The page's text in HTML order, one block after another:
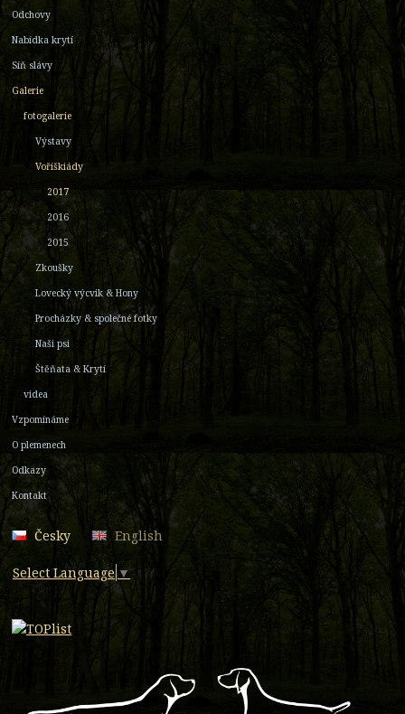
Odchovy
Nabídka krytí
Síň slávy
Galerie
fotogalerie
Výstavy
Voříškiády
2017
2016
2015
Zkoušky
Lovecký výcvik & Hony
Procházky & společné fotky
Naši psi
Štěňata & Krytí
videa
Vzpomínáme
O plemenech
Odkazy
Kontakt
Česky English
Select Language▼